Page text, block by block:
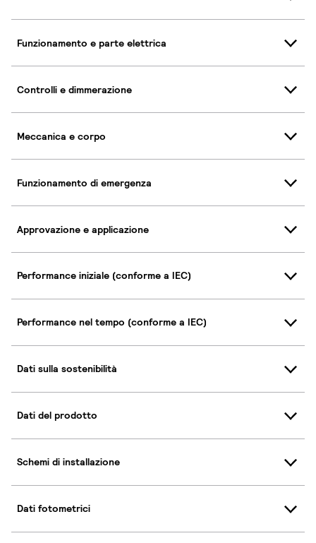
Funzionamento e parte elettrica
Controlli e dimmerazione
Meccanica e corpo
Funzionamento di emergenza
Approvazione e applicazione
Performance iniziale (conforme a IEC)
Performance nel tempo (conforme a IEC)
Dati sulla sostenibilità
Dati del prodotto
Schemi di installazione
Dati fotometrici